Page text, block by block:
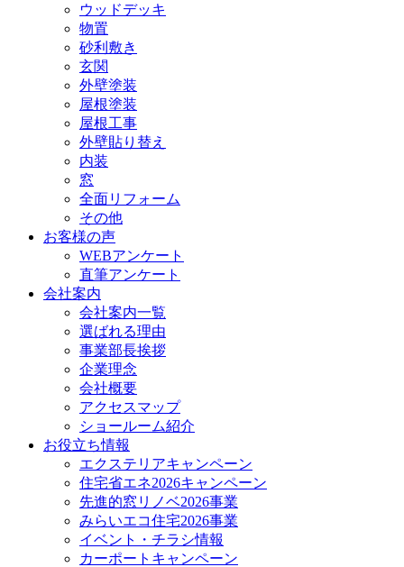
ウッドデッキ
物置
砂利敷き
玄関
外壁塗装
屋根塗装
屋根工事
外壁貼り替え
内装
窓
全面リフォーム
その他
お客様の声
WEBアンケート
直筆アンケート
会社案内
会社案内一覧
選ばれる理由
事業部長挨拶
企業理念
会社概要
アクセスマップ
ショールーム紹介
お役立ち情報
エクステリアキャンペーン
住宅省エネ2026キャンペーン
先進的窓リノベ2026事業
みらいエコ住宅2026事業
イベント・チラシ情報
カーポートキャンペーン